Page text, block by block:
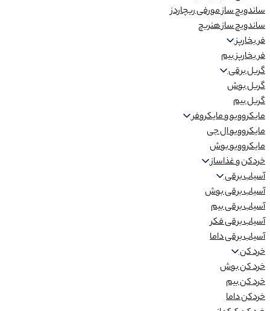
ساندویچ ساز مورفی ریچاردز
ساندویچ ساز هنریچ
فر بخارپز
فر بخارپز بیم
گریل برقی
گریل بوش
گریل بیم
مایکروویو و مایکروفر
مایکروویو ال جی
مایکروویو بوش
خردکن و غذاساز
آسیاب برقی
آسیاب برقی بوش
آسیاب برقی بیم
آسیاب برقی فکر
آسیاب برقی داما
خرد کن
خرد کن بوش
خرد کن بیم
خردکن داما